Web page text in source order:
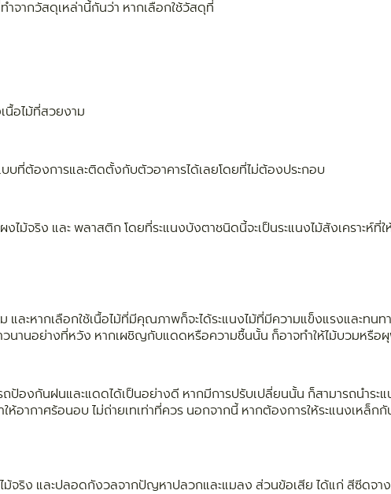
ำจากวัสดุเหล่านี้กันว่า หากเลือกใช้วัสดุที่
นื้อไม้ที่สวยงาม
บบที่ต้องการและติดตั้งกับตัวอาคารได้เลยโดยที่ไม่ต้องประกอบ
ไม้จริง และ พลาสติก โดยที่ระแนงบังตาชนิดนี้จะเป็นระแนงไม้สังเคราะห์ที่
ะหากเลือกใช้เนื้อไม้ที่มีคุณภาพก็จะได้ระแนงไม้ที่มีความแข็งแรงและทนท
นานอย่างที่หวัง หากเผชิญกับแดดหรือความชื้นนั้น ก็อาจทำให้ไม้บวมหรือ
องกันฝนและแดดได้เป็นอย่างดี หากมีการปรับเปลี่ยนนั้น ก็สามารถนำระแ
อากาศร้อนอบ ไม่ถ่ายเทเท่าที่ควร นอกจากนี้ หากต้องการให้ระแนงเหล็
จริง และปลอดกังวลจากปัญหาปลวกและแมลง ส่วนข้อเสีย ได้แก่ สีซีดจาง